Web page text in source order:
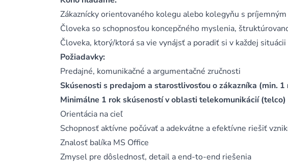
Zákaznícky orientovaného kolegu alebo kolegyňu s
Človeka so schopnosťou koncepčného myslenia,
Človeka, ktorý/ktorá sa vie vynájsť a poradiť si v každej situácii
Požiadavky:
Predajné, komunikačné a argumentačné zručnosti
Skúsenosti s predajom a starostlivosťou o zákazníka (min. 1
Minimálne 1 rok skúseností v oblasti telekomunikácií
Orientácia na cieľ
Schopnosť aktívne počúvať a adekvátne a efektívne riešiť
Znalosť balíka MS Office
Zmysel pre dôslednosť, detail a end-to-end riešenia